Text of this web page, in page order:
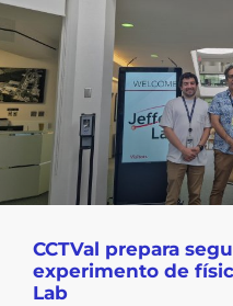
CCTVal prepara
experimento de
Lab